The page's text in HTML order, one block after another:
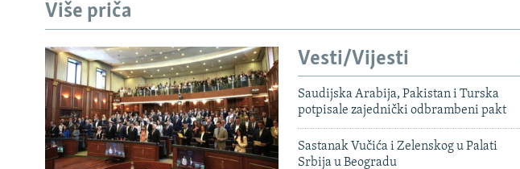
Više priča
Vesti/Vijesti
Saudijska Arabija, Pakistan i Turska
potpisale zajednički odbrambeni pakt
Sastanak Vučića i Zelenskog u Palati
Srbija u Beogradu